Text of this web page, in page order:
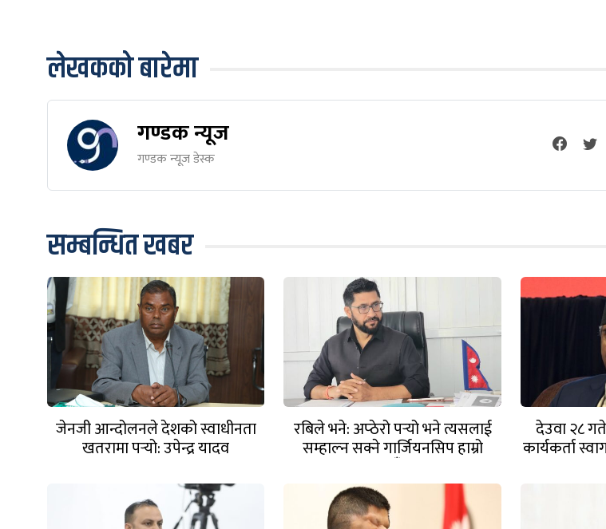
लेखकको बारेमा
गण्डक न्यूज
गण्डक न्यूज डेस्क
सम्बन्धित खबर
जेनजी आन्दोलनले देशको स्वाधीनता
खतरामा पर्‍यो: उपेन्द्र यादव
रबिले भने: अप्ठेरो पर्‍यो भने त्यसलाई
सम्हाल्न सक्ने गार्जियनसिप हाम्रो
देउवा २८
कार्यकर्ता